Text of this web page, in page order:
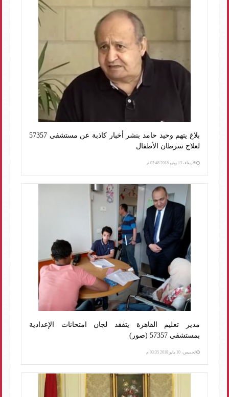
بلاغ يتهم وحيد حامد بنشر أخبار كاذبة عن مستشفى 57357
لعلاج سرطان الأطفال
الأربعاء، 13 يونيو 2018 02:48 م
مدير تعليم القاهرة يتفقد لجان امتحانات الإعدادية
بمستشفى 57357 (صور)
الخميس، 10 مايو 2018 03:35 م